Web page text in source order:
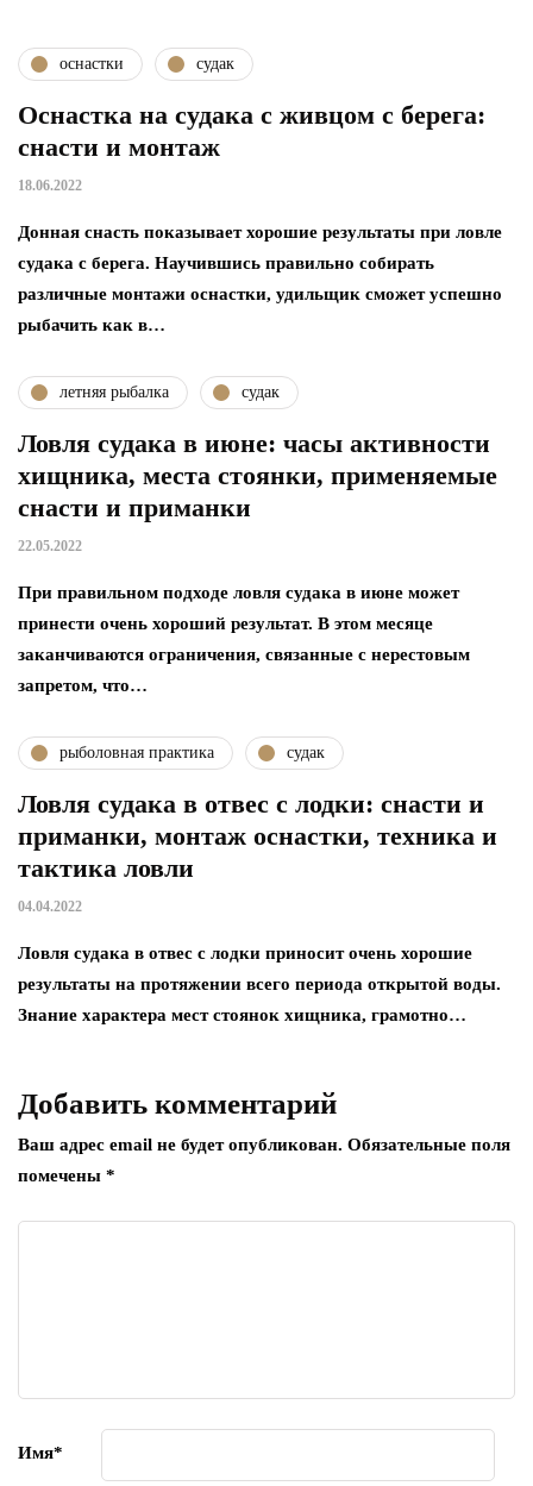
оснастки судак
Оснастка на судака с живцом с берега:
снасти и монтаж
18.06.2022
Донная снасть показывает хорошие результаты при ловле
судака с берега. Научившись правильно собирать
различные монтажи оснастки, удильщик сможет успешно
рыбачить как в…
летняя рыбалка судак
Ловля судака в июне: часы активности
хищника, места стоянки, применяемые
снасти и приманки
22.05.2022
При правильном подходе ловля судака в июне может
принести очень хороший результат. В этом месяце
заканчиваются ограничения, связанные с нерестовым
запретом, что…
рыболовная практика судак
Ловля судака в отвес с лодки: снасти и
приманки, монтаж оснастки, техника и
тактика ловли
04.04.2022
Ловля судака в отвес с лодки приносит очень хорошие
результаты на протяжении всего периода открытой воды.
Знание характера мест стоянок хищника, грамотно…
Добавить комментарий
Ваш адрес email не будет опубликован. Обязательные поля
помечены *
Имя*